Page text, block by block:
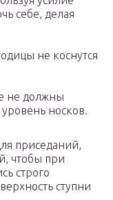
себе, делая
не коснутся
не должны
носков.
приседаний,
чтобы при
строго
ступни